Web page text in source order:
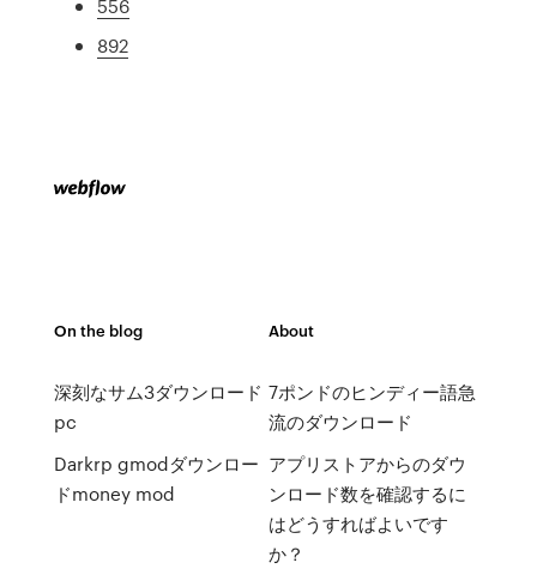
556
892
On the blog
深刻なサム3ダウンロード
pc
Darkrp gmodダウンロー
ドmoney mod
About
7ポンドのヒンディー語急
流のダウンロード
アプリストアからのダウ
ンロード数を確認するに
はどうすればよいです
か？